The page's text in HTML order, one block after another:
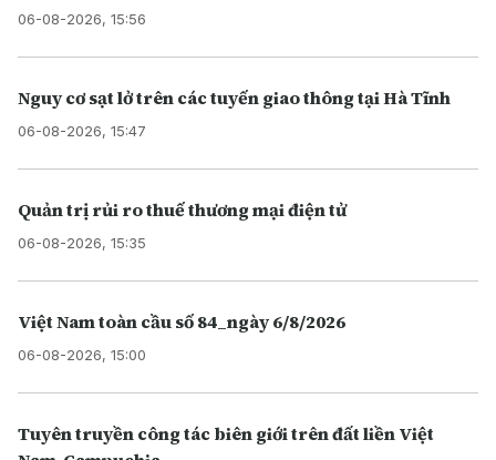
06-08-2026, 15:56
Nguy cơ sạt lở trên các tuyến giao thông tại Hà Tĩnh
06-08-2026, 15:47
Quản trị rủi ro thuế thương mại điện tử
06-08-2026, 15:35
Việt Nam toàn cầu số 84_ngày 6/8/2026
06-08-2026, 15:00
Tuyên truyền công tác biên giới trên đất liền Việt